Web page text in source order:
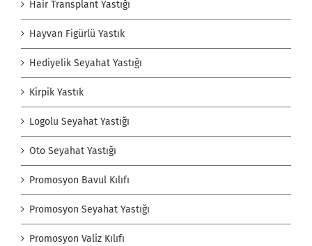
Hair Transplant Yastığı
Hayvan Figürlü Yastık
Hediyelik Seyahat Yastığı
Kirpik Yastık
Logolu Seyahat Yastığı
Oto Seyahat Yastığı
Promosyon Bavul Kılıfı
Promosyon Seyahat Yastığı
Promosyon Valiz Kılıfı